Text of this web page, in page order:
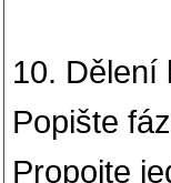
10. Dělení
Popište
Propojte